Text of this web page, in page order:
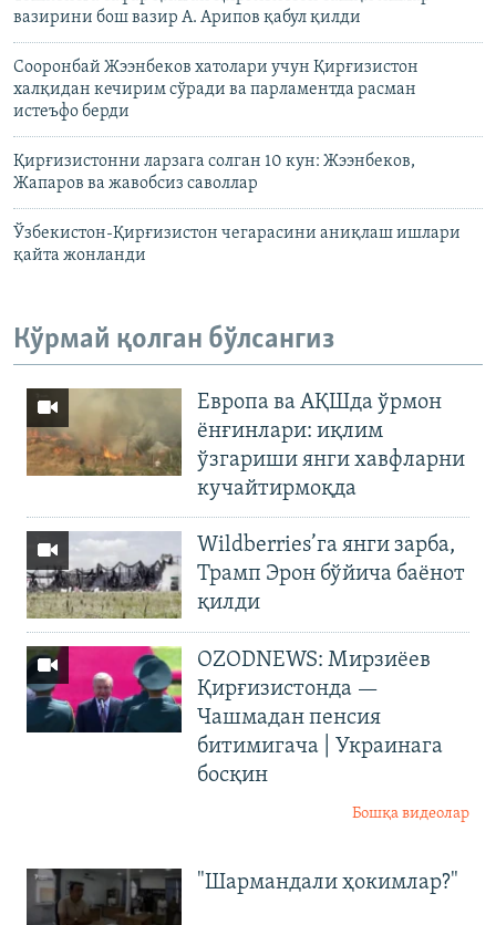
вазирини бош вазир А. Арипов қабул қилди
Сооронбай Жээнбеков хатолари учун Қирғизистон
халқидан кечирим сўради ва парламентда расман
истеъфо берди
Қирғизистонни ларзага солган 10 кун: Жээнбеков,
Жапаров ва жавобсиз саволлар
Ўзбекистон-Қирғизистон чегарасини аниқлаш ишлари
қайта жонланди
Кўрмай қолган бўлсангиз
Европа ва АҚШда ўрмон
ёнғинлари: иқлим
ўзгариши янги хавфларни
кучайтирмоқда
Wildberries’га янги зарба,
Трамп Эрон бўйича баёнот
қилди
OZODNEWS: Мирзиёев
Қирғизистонда —
Чашмадан пенсия
битимигача | Украинага
босқин
Бошқа видеолар
"Шармандали ҳокимлар?"